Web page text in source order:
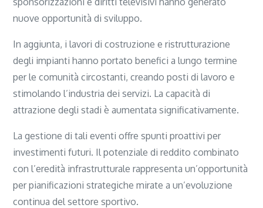
nuove opportunità di sviluppo.
In aggiunta, i lavori di costruzione e ristrutturazione
degli impianti hanno portato benefici a lungo termine
per le comunità circostanti, creando posti di lavoro e
stimolando l’industria dei servizi. La capacità di
attrazione degli stadi è aumentata significativamente.
La gestione di tali eventi offre spunti proattivi per
investimenti futuri. Il potenziale di reddito combinato
con l’eredità infrastrutturale rappresenta un’opportunità
per pianificazioni strategiche mirate a un’evoluzione
continua del settore sportivo.